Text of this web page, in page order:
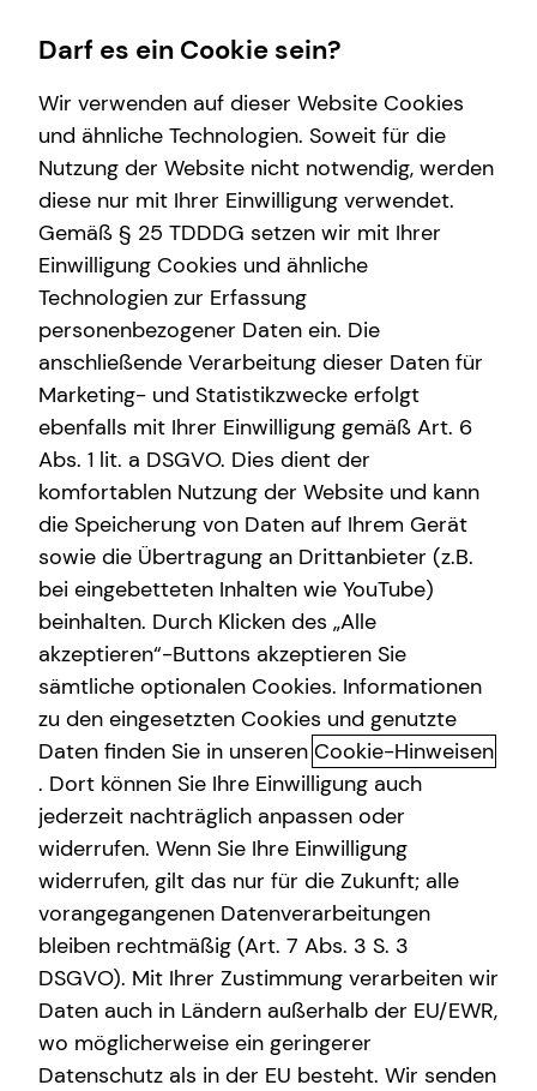
Wissenswertes
Interview
Über mich
Über tecis
Service
Kundenportal
Schadenabwicklung
Finanzberatung
Videoberatung
Spezialisten-Netzwerk
Private Krankenvorsorge
Immobilienfinanzierung
Betriebliche Altersvorsorge
Investment
Kapitalanlage Immobilien
Altersvorsorge
Gewerbliche Versicherungen
Arbeitskraftabsicherung
Kindervorsorge
Sach- und Vermögenssicherung
Expat
Karriere-Infos
Karrierechancen
Initiativbewerbung
Impressum
Steven Helmig
Selbstständiger Repräsentant für die tecis
Finanzdienstleistungen AG
Holzdamm 18
20099 Hamburg
Mobil: +49 (172) 3730282
Telefon: +49 (172) 3730282
E-Mail: steven.helmig@tecis.de
Verantwortlicher im Sinne des § 18 Abs. 2
MStV
Steven Helmig
Holzdamm 18
20099 Hamburg
Erlaubnis nach § 34d GewO​
Aufsichtsbehörde:
IHK zu Lübeck
Fackenburger Allee 2
23554 Lübeck
Registrierungsnummer: D-1JMJ-PJRZY-40
Berufsbezeichnung: Versicherungsvertreter mit Erlaubnis
nach § 34 d Abs. 1 GewO Bundesrepublik Deutschland
Darf es ein Cookie sein?
Wir verwenden auf dieser Website Cookies
und ähnliche Technologien. Soweit für die
Nutzung der Website nicht notwendig, werden
diese nur mit Ihrer Einwilligung verwendet.
Gemäß § 25 TDDDG setzen wir mit Ihrer
Einwilligung Cookies und ähnliche
Technologien zur Erfassung
personenbezogener Daten ein. Die
anschließende Verarbeitung dieser Daten für
Marketing- und Statistikzwecke erfolgt
ebenfalls mit Ihrer Einwilligung gemäß Art. 6
Abs. 1 lit. a DSGVO. Dies dient der
komfortablen Nutzung der Website und kann
die Speicherung von Daten auf Ihrem Gerät
sowie die Übertragung an Drittanbieter (z.B.
bei eingebetteten Inhalten wie YouTube)
beinhalten. Durch Klicken des „Alle
akzeptieren“-Buttons akzeptieren Sie
sämtliche optionalen Cookies. Informationen
zu den eingesetzten Cookies und genutzte
Daten finden Sie in unseren Cookie-Hinweisen
. Dort können Sie Ihre Einwilligung auch
jederzeit nachträglich anpassen oder
widerrufen. Wenn Sie Ihre Einwilligung
widerrufen, gilt das nur für die Zukunft; alle
vorangegangenen Datenverarbeitungen
bleiben rechtmäßig (Art. 7 Abs. 3 S. 3
DSGVO). Mit Ihrer Zustimmung verarbeiten wir
Daten auch in Ländern außerhalb der EU/EWR,
wo möglicherweise ein geringerer
Datenschutz als in der EU besteht. Wir senden